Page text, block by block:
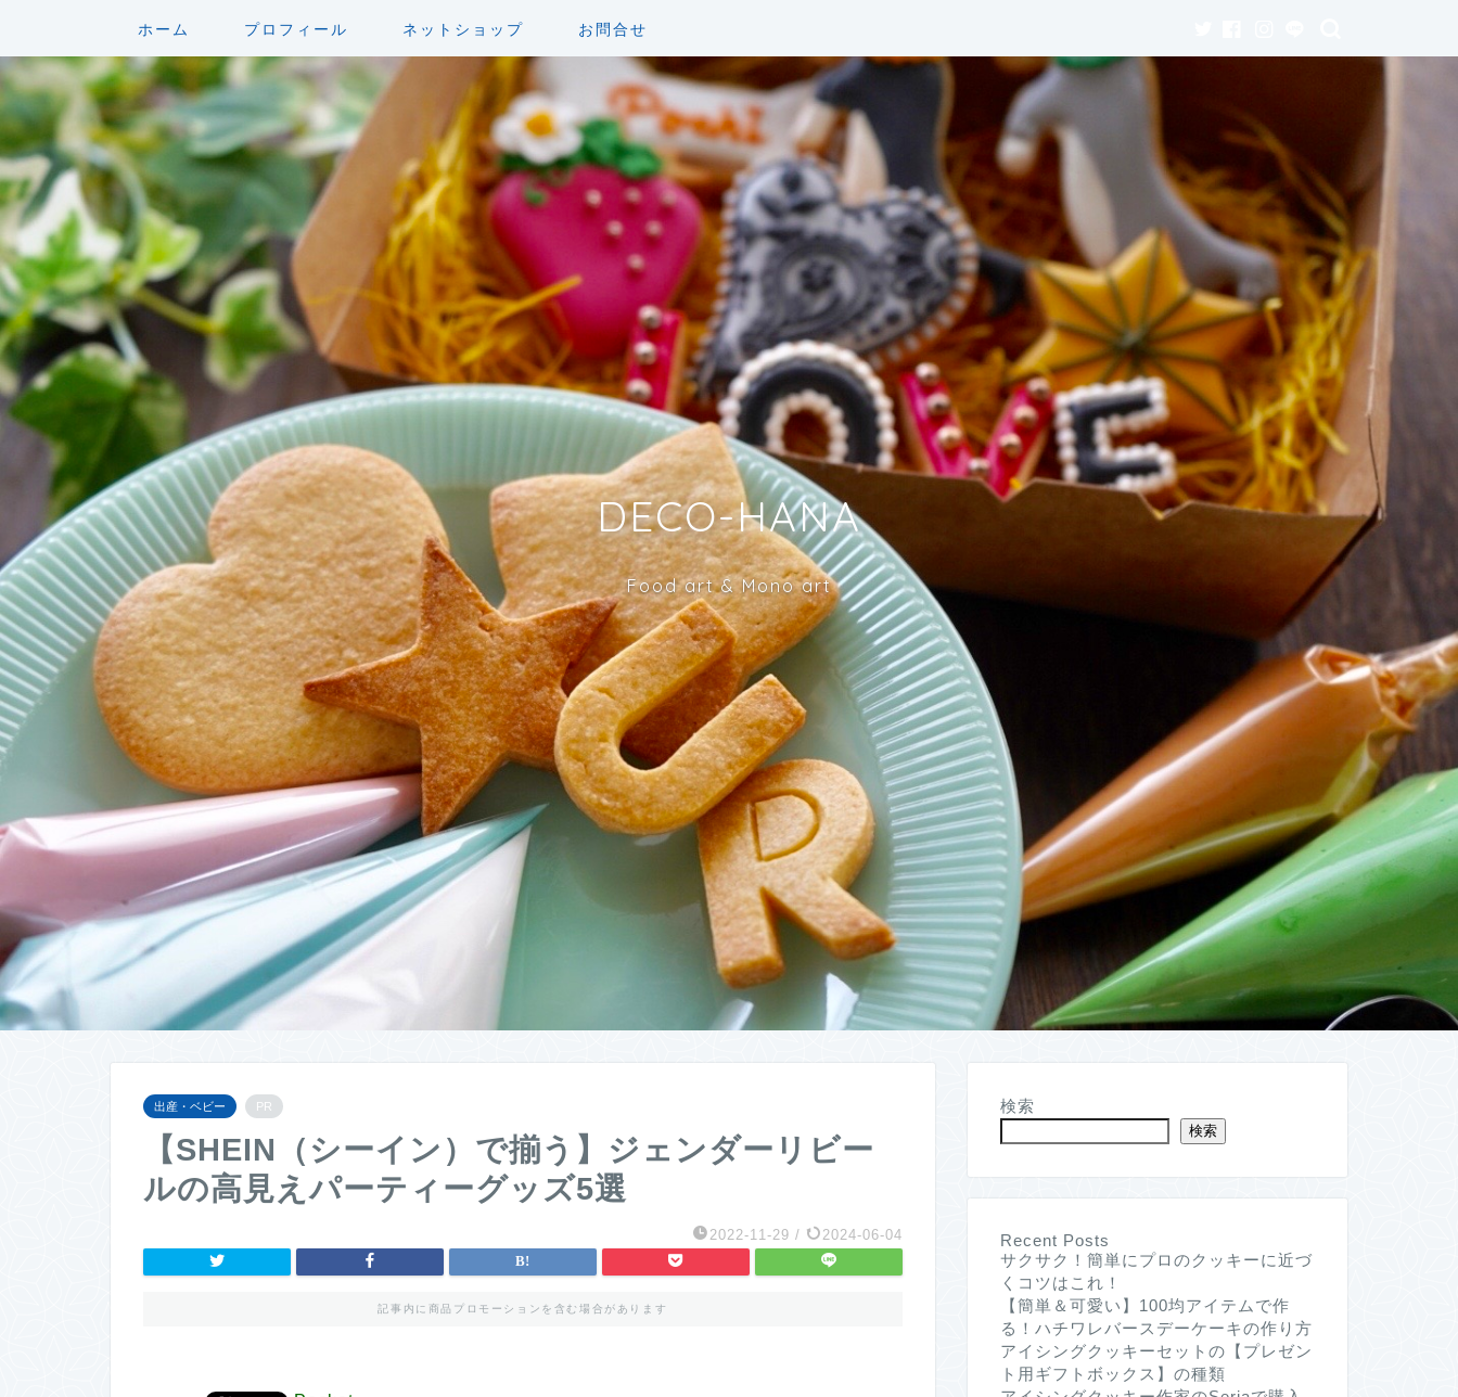
ホーム プロフィール ネットショップ お問合せ
DECO-HANA
Food art & Mono art
出産・ベビー PR
【SHEIN （シーイン）で揃う】ジェンダーリビー
ルの高見えパーティーグッズ5選
2022-11-29 / 2024-06-04
記事内に商品プロモーションを含む場合があります
検索
検索
Recent Posts
サクサク！簡単にプロのクッキーに近づ
くコツはこれ！
【簡単＆可愛い】100均アイテムで作
る！ハチワレバースデーケーキの作り方
アイシングクッキーセットの【プレゼン
ト用ギフトボックス】の種類